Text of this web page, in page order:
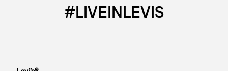
#LIVEINLEVIS